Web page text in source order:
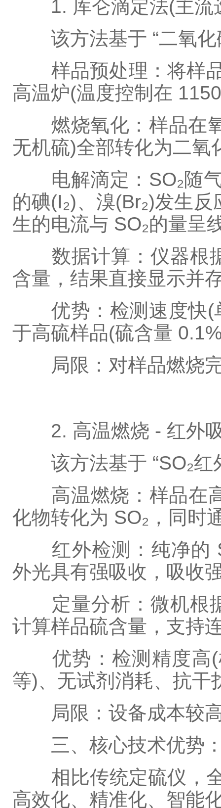
1. 库仑滴定法(主流
该方法基于 “二氧化
样品预处理：将样品(
高温炉(温度控制在
燃烧氧化：样品在氧
无机硫)全部转化为二氧
电解滴定：SO₂随气
的碘(I₂)、溴(Br₂)发生
生的电流与 SO₂的量呈
数据计算：仪器根据
含量，结果直接显示并
优势：检测速度快(
于高硫样品(硫含量
局限：对样品燃烧完-
2. 高温燃烧 - 红外吸
该方法基于 “SO₂红
高温燃烧：样品在高
化物转化为 SO₂，同时
红外检测：纯净的
外光具有强吸收，吸收
定量分析：微机根据
计算样品硫含量，支持
优势：检测精度高(
等)、无试剂消耗、抗干
局限：设备成本较高
三、核心技术优势：
相比传统定硫仪，全
高效化、精准化、智能